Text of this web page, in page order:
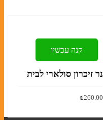
קנה עכשיו
נר זיכרון סולארי לבית
₪260.00
הוסף לסל